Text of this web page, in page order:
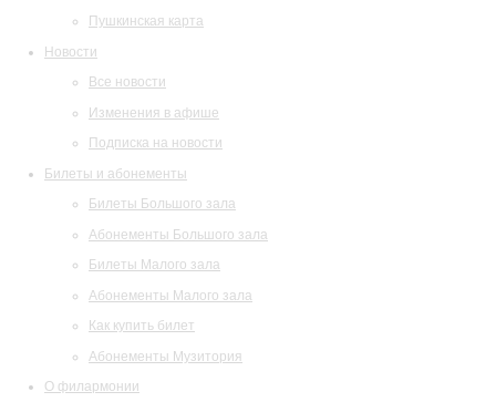
Пушкинская карта
Новости
Все новости
Изменения в афише
Подписка на новости
Билеты и абонементы
Билеты Большого зала
Абонементы Большого зала
Билеты Малого зала
Абонементы Малого зала
Как купить билет
Абонементы Музитория
О филармонии